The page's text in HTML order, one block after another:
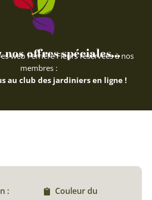
nos offres spéciales...
web Ferriere Fleurs réservées à nos
membres :
au club des jardiniers en ligne !
:
Couleur du